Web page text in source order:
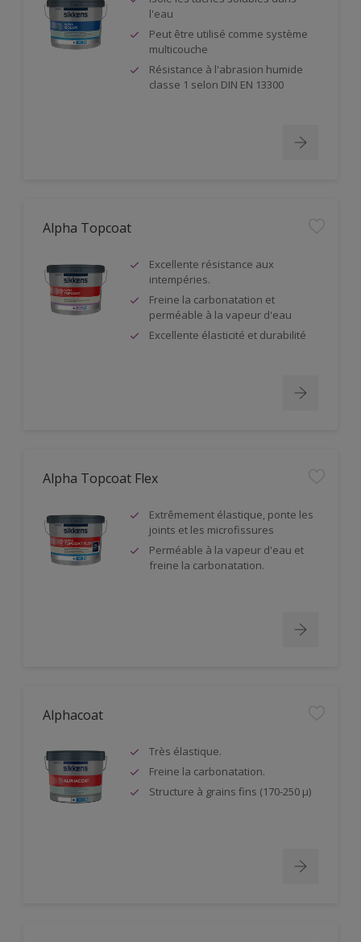
l'eau
Peut être utilisé comme système
multicouche
Résistance à l'abrasion humide
classe 1 selon DIN EN 13300
Alpha Topcoat
Excellente résistance aux
intempéries.
Freine la carbonatation et
perméable à la vapeur d'eau
Excellente élasticité et durabilité
Alpha Topcoat Flex
Extrêmement élastique, ponte les
joints et les microfissures
Perméable à la vapeur d'eau et
freine la carbonatation.
Alphacoat
Très élastique.
Freine la carbonatation.
Structure à grains fins (170-250 µ)